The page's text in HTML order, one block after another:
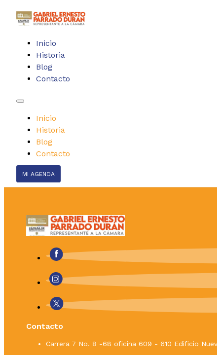
Inicio
Historia
Blog
Contacto
Inicio
Historia
Blog
Contacto
MI AGENDA
Contacto
Carrera 7 No. 8 -68 oficina 609 - 610 Edificio